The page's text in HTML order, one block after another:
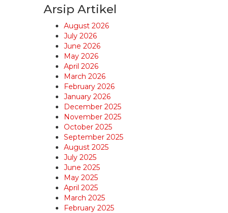
Arsip Artikel
August 2026
July 2026
June 2026
May 2026
April 2026
March 2026
February 2026
January 2026
December 2025
November 2025
October 2025
September 2025
August 2025
July 2025
June 2025
May 2025
April 2025
March 2025
February 2025